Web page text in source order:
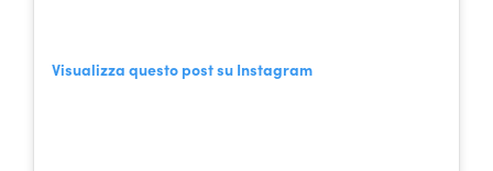
Visualizza questo post su Instagram